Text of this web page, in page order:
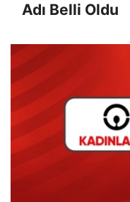
Adı Belli Oldu